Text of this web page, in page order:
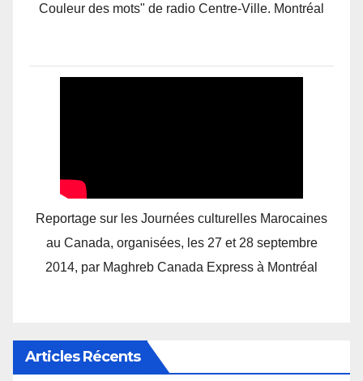
Couleur des mots" de radio Centre-Ville. Montréal
Reportage sur les Journées culturelles Marocaines
au Canada, organisées, les 27 et 28 septembre
2014, par Maghreb Canada Express à Montréal
Articles Récents